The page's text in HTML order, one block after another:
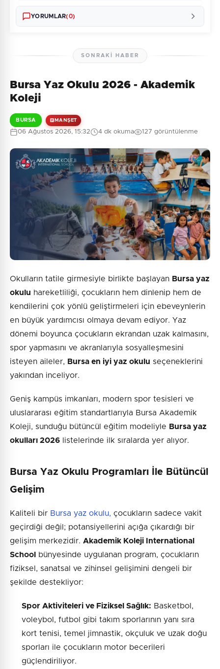
Güvenlik Sorusu:
8 + 9 = ?
Gönder
YORUMLAR(0)
Henüz yorum yapılmamış. İlk yorumu siz yapın!
SONRAKI HABER
Bursa Yaz Okulu 2026 - Akademik
Koleji
BURSA MANŞET
06 Ağustos 2026, 15:32 4 dk okuma 127 görüntülenme
Okulların tatile girmesiyle birlikte başlayan Bursa yaz
okulu hareketliliği, çocukların hem dinlenip hem de
kendilerini çok yönlü geliştirmeleri için ebeveynlerin
en büyük yardımcısı olmaya devam ediyor. Yaz
dönemi boyunca çocukların ekrandan uzak kalmasını,
spor yapmasını ve akranlarıyla sosyalleşmesini
isteyen aileler, Bursa en iyi yaz okulu seçeneklerini
yakından inceliyor.
Geniş kampüs imkanları, modern spor tesisleri ve
uluslararası eğitim standartlarıyla Bursa Akademik
Koleji, sunduğu bütüncül eğitim modeliyle Bursa yaz
okulları 2026 listelerinde ilk sıralarda yer alıyor.
Bursa Yaz Okulu Programları İle Bütüncül
Gelişim
Kaliteli bir Bursa yaz okulu, çocukların sadece vakit
geçirdiği değil; potansiyellerini açığa çıkardığı bir
gelişim merkezidir. Akademik Koleji International
School
bünyesinde uygulanan program, çocukların
fiziksel, sanatsal ve zihinsel gelişimini dengeli bir
şekilde destekliyor:
Spor Aktiviteleri ve Fiziksel Sağlık: Basketbol,
voleybol, futbol gibi takım sporlarının yanı sıra
kort tenisi, temel jimnastik, okçuluk ve uzak doğu
sporları ile çocukların motor becerileri
güçlendiriliyor.